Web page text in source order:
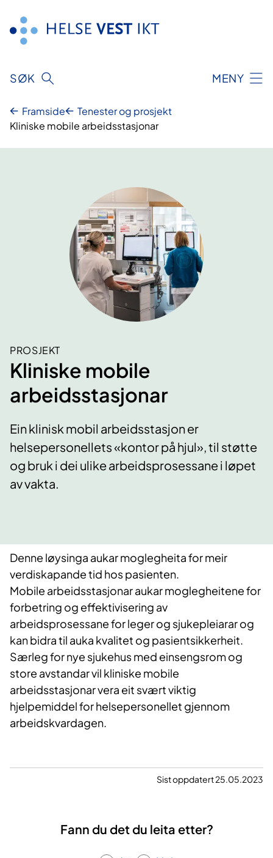
innhald
SØK MENY
Framside
Tenester og prosjekt
Kliniske mobile arbeidsstasjonar
PROSJEKT
Kliniske mobile
arbeidsstasjonar
Ein klinisk mobil arbeidsstasjon er
helsepersonellets «kontor på hjul», til støtte
og bruk i dei ulike arbeidsprosessane i løpet
av vakta.
Denne løysinga aukar moglegheita for meir
verdiskapande tid hos pasienten.
Mobile arbeidsstasjonar aukar moglegheitene for
forbetring og effektivisering av
arbeidsprosessane for leger og sjukepleiarar og
kan bidra til auka kvalitet og pasientsikkerheit.
Særleg for nye sjukehus med einsengsrom og
store avstandar vil kliniske mobile
arbeidsstasjonar vera eit svært viktig
hjelpemiddel for helsepersonellet gjennom
arbeidskvardagen.
Sist oppdatert 25.05.2023
Fann du det du leita etter?